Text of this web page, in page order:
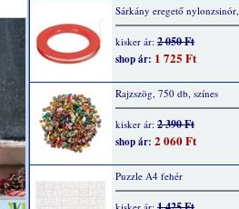
Sárkány eregető
kisker ár: 2 050 Ft
shop ár: 1 725 Ft
Rajzszög, 750 db, színes
kisker ár: 2 390 Ft
shop ár: 2 060 Ft
Puzzle A4 fehér